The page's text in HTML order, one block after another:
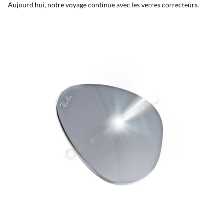
Aujourd'hui, notre voyage continue avec les verres correcteurs.